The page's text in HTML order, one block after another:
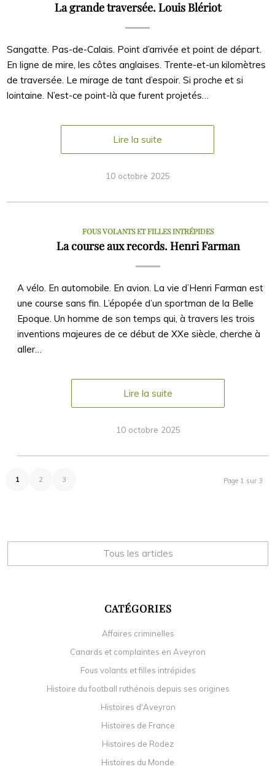
La grande traversée. Louis Blériot
Sangatte. Pas-de-Calais. Point d’arrivée et point de départ.
En ligne de mire, les côtes anglaises. Trente-et-un kilomètres
de traversée. Le mirage de tant d’espoir. Si proche et si
lointaine. N’est-ce point-là que furent projetés…
Lire la suite
10 octobre 2025
FOUS VOLANTS ET FILLES INTRÉPIDES
La course aux records. Henri Farman
A vélo. En automobile. En avion. La vie d’Henri Farman est
une course sans fin. L’épopée d’un sportman de la Belle
Epoque. Un homme de son temps qui, à travers les trois
inventions majeures de ce début de XXe siècle, cherche à
aller…
Lire la suite
10 octobre 2025
Page 1 sur 3
1 2 3
Tous les articles
CATÉGORIES
Affaires criminelles
Canards et complaintes en Aveyron
Fous volants et filles intrépides
Histoire du football ruthénois depuis ses origines
Histoires d'Aveyron
Histoires de France
Histoires de Rodez
Histoires du Monde